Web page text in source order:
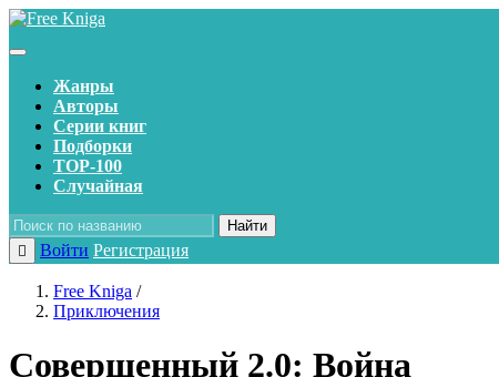
Жанры
Авторы
Серии книг
Подборки
TOP-100
Случайная
Найти
Войти Регистрация
Free Kniga /
Приключения
Совершенный 2.0: Война